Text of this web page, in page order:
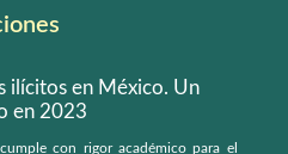
ilícitos en México. Un
en 2023
con rigor académico para el